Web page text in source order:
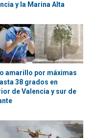
y la Marina Alta
amarillo por máximas
38 grados en
de Valencia y sur de